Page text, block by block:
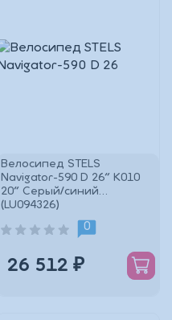
Велосипед STELS
Navigator-590 D 26" K010
20" Серый/синий
(LU094326)
0
26 512 ₽